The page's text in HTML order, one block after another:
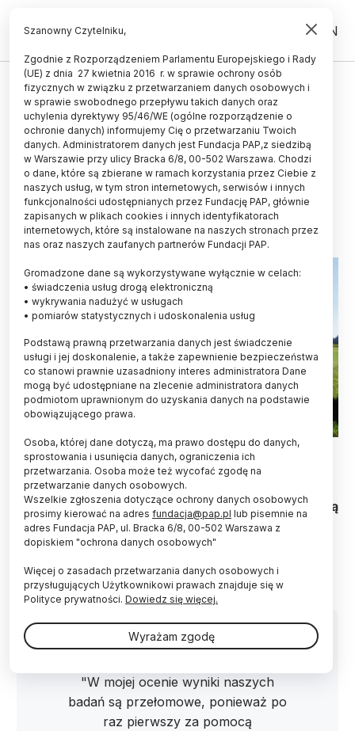
PL EN
HISTORIA I KULTURA
Archeolodzy rozwiązali zagadkę
pochodzenia pierwszych
mieszkańców Mazowsza
AGNIESZKA KLIKS-PUDLIK
09.03.2025
aktualizacja: 09.03.2025
4 minuty czytania
Dawny cmentarz w krajobrazie mazowieckich pól i widoczne
nadal fragmenty monumentalnego grobowca (Pokrzywnica
Wielka) fot. A. Buko
Pierwsi mieszkańcy Mazowsza, z X wieku, nie mają
skandynawskich korzeni, jak dotąd sugerowali
niektórzy badacze. Nowe wyniki badań
pochodzenie: słowiańskie, bałtyjskie i azjatyckie.
"W mojej ocenie wyniki naszych
badań są przełomowe, ponieważ po
raz pierwszy za pomocą
Szanowny Czytelniku,
Zgodnie z Rozporządzeniem Parlamentu Europejskiego i Rady
(UE) z dnia 27 kwietnia 2016 r. w sprawie ochrony osób
fizycznych w związku z przetwarzaniem danych osobowych i
w sprawie swobodnego przepływu takich danych oraz
uchylenia dyrektywy 95/46/WE (ogólne rozporządzenie o
ochronie danych) informujemy Cię o przetwarzaniu Twoich
danych. Administratorem danych jest Fundacja PAP,z siedzibą
w Warszawie przy ulicy Bracka 6/8, 00-502 Warszawa. Chodzi
o dane, które są zbierane w ramach korzystania przez Ciebie z
naszych usług, w tym stron internetowych, serwisów i innych
funkcjonalności udostępnianych przez Fundację PAP, głównie
zapisanych w plikach cookies i innych identyfikatorach
internetowych, które są instalowane na naszych stronach przez
nas oraz naszych zaufanych partnerów Fundacji PAP.
Gromadzone dane są wykorzystywane wyłącznie w celach:
• świadczenia usług drogą elektroniczną
• wykrywania nadużyć w usługach
• pomiarów statystycznych i udoskonalenia usług
Podstawą prawną przetwarzania danych jest świadczenie
usługi i jej doskonalenie, a także zapewnienie bezpieczeństwa
co stanowi prawnie uzasadniony interes administratora Dane
mogą być udostępniane na zlecenie administratora danych
podmiotom uprawnionym do uzyskania danych na podstawie
obowiązującego prawa.
Osoba, której dane dotyczą, ma prawo dostępu do danych,
sprostowania i usunięcia danych, ograniczenia ich
przetwarzania. Osoba może też wycofać zgodę na
przetwarzanie danych osobowych.
Wszelkie zgłoszenia dotyczące ochrony danych osobowych
prosimy kierować na adres fundacja@pap.pl lub pisemnie na
adres Fundacja PAP, ul. Bracka 6/8, 00-502 Warszawa z
dopiskiem "ochrona danych osobowych"
Więcej o zasadach przetwarzania danych osobowych i
przysługujących Użytkownikowi prawach znajduje się w
Polityce prywatności. Dowiedz się więcej.
Wyrażam zgodę